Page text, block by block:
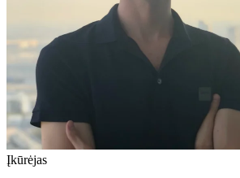
Įkūrėjas